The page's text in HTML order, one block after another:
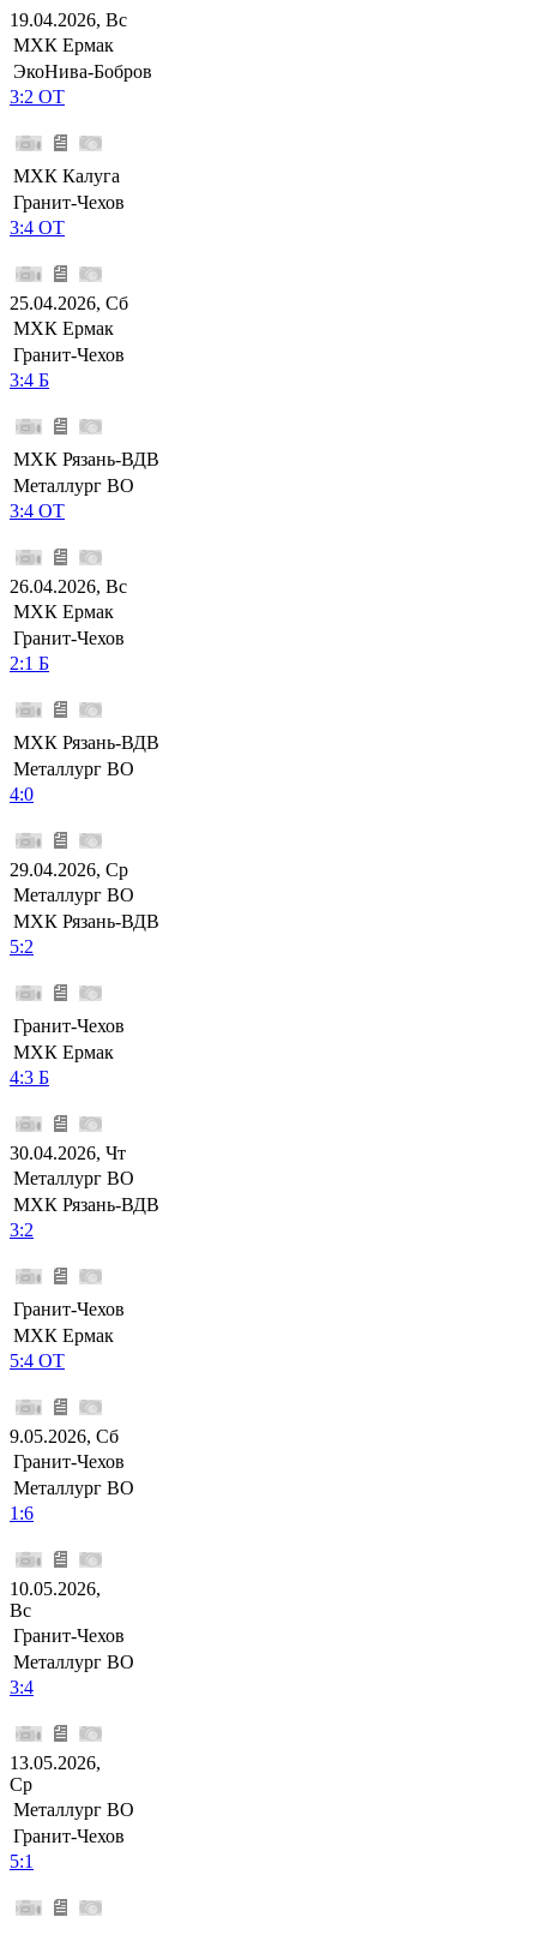
19.04.2026, Вс
МХК Ермак
ЭкоНива-Бобров
3:2 ОТ
МХК Калуга
Гранит-Чехов
3:4 ОТ
25.04.2026, Сб
МХК Ермак
Гранит-Чехов
3:4 Б
МХК Рязань-ВДВ
Металлург ВО
3:4 ОТ
26.04.2026, Вс
МХК Ермак
Гранит-Чехов
2:1 Б
МХК Рязань-ВДВ
Металлург ВО
4:0
29.04.2026, Ср
Металлург ВО
МХК Рязань-ВДВ
5:2
Гранит-Чехов
МХК Ермак
4:3 Б
30.04.2026, Чт
Металлург ВО
МХК Рязань-ВДВ
3:2
Гранит-Чехов
МХК Ермак
5:4 ОТ
9.05.2026, Сб
Гранит-Чехов
Металлург ВО
1:6
10.05.2026,
Вс
Гранит-Чехов
Металлург ВО
3:4
13.05.2026,
Ср
Металлург ВО
Гранит-Чехов
5:1